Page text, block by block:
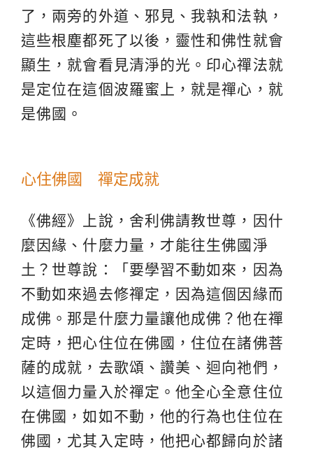
了，兩旁的外道、邪見、我執和法執，
這些根塵都死了以後，靈性和佛性就會
顯生，就會看見清淨的光。印心禪法就
是定位在這個波羅蜜上，就是禪心，就
是佛國。
心住佛國 禪定成就
《佛經》上說，舍利佛請教世尊，因什
麼因緣、什麼力量，才能往生佛國淨
土？世尊說：「要學習不動如來，因為
不動如來過去修禪定，因為這個因緣而
成佛。那是什麼力量讓他成佛？他在禪
定時，把心住位在佛國，住位在諸佛菩
薩的成就，去歌頌、讚美、迴向祂們，
以這個力量入於禪定。他全心全意住位
在佛國，如如不動，他的行為也住位在
佛國，尤其入定時，他把心都歸向於諸